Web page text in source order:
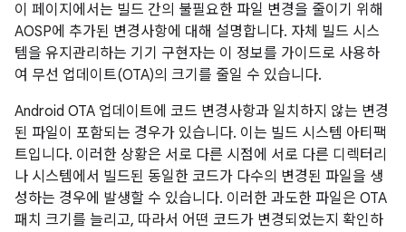
이 페이지에서는 빌드 간의 불필요한 파일 변경을 줄이기 위해
AOSP에 추가된 변경사항에 대해 설명합니다. 자체 빌드 시스
템을 유지관리하는 기기 구현자는 이 정보를 가이드로 사용하
여 무선 업데이트(OTA)의 크기를 줄일 수 있습니다.
Android OTA 업데이트에 코드 변경사항과 일치하지 않는 변경
된 파일이 포함되는 경우가 있습니다. 이는 빌드 시스템 아티팩
트입니다. 이러한 상황은 서로 다른 시점에 서로 다른 디렉터리
나 시스템에서 빌드된 동일한 코드가 다수의 변경된 파일을 생
성하는 경우에 발생할 수 있습니다. 이러한 과도한 파일은 OTA
패치 크기를 늘리고, 따라서 어떤 코드가 변경되었는지 확인하